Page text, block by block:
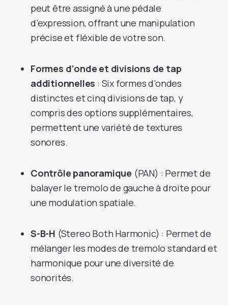
peut être assigné à une pédale
d’expression, offrant une manipulation
précise et fléxible de votre son.
Formes d’onde et divisions de tap
additionnelles : Six formes d’ondes
distinctes et cinq divisions de tap, y
compris des options supplémentaires,
permettent une variété de textures
sonores.
Contrôle panoramique (PAN) : Permet de
balayer le tremolo de gauche à droite pour
une modulation spatiale.
S-B-H (Stereo Both Harmo­nic) : Permet de
mélanger les modes de tremolo standard et
harmonique pour une diversité de
sonorités.